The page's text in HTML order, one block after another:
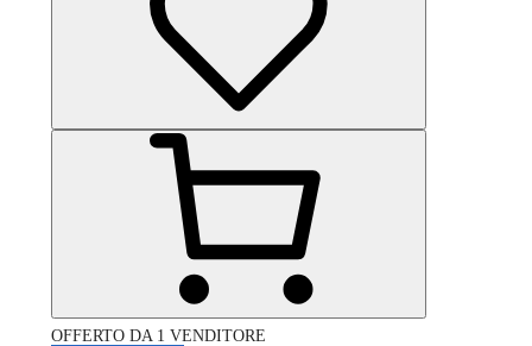
OFFERTO DA 1 VENDITORE